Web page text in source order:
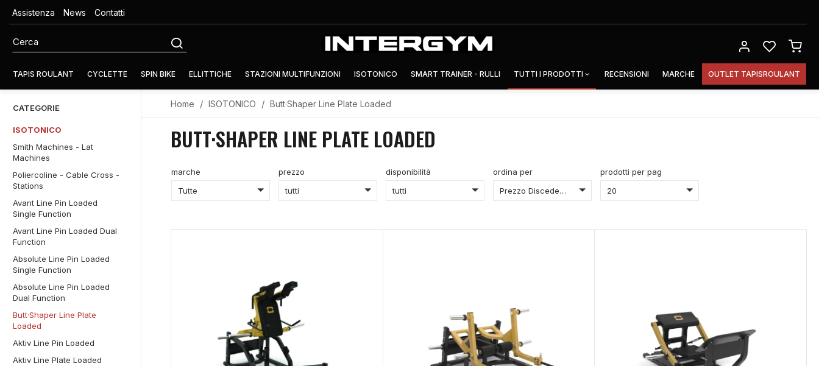
Assistenza News Contatti
TAPIS ROULANT CYCLETTE SPIN BIKE ELLITTICHE STAZIONI MULTIFUNZIONI ISOTONICO SMART TRAINER - RULLI TUTTI I PRODOTTI RECENSIONI MARCHE OUTLET TAPISROULANT
CATEGORIE
ISOTONICO
Smith Machines - Lat
Machines
Poliercoline - Cable Cross -
Stations
Avant Line Pin Loaded
Single Function
Avant Line Pin Loaded Dual
Function
Absolute Line Pin Loaded
Single Function
Absolute Line Pin Loaded
Dual Function
Butt·Shaper Line Plate
Loaded
Aktiv Line Pin Loaded
Aktiv Line Plate Loaded
Home ISOTONICO Butt·Shaper Line Plate Loaded
BUTT·SHAPER LINE PLATE LOADED
marche
Tutte
prezzo
tutti
disponibilità
tutti
ordina per
Prezzo Discedente
prodotti per pag
20